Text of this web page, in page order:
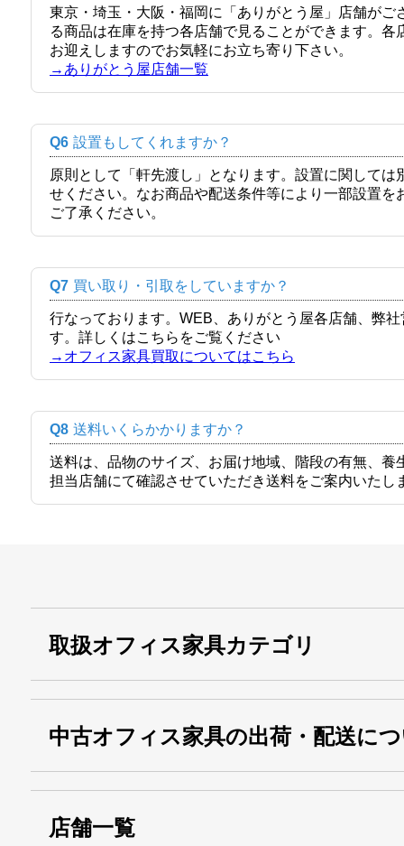
東京・埼玉・大阪・福岡に「ありがとう屋」店舗が
る商品は在庫を持つ各店舗で見ることができます。
お迎えしますのでお気軽にお立ち寄り下さい。
→ありがとう屋店舗一覧
Q6 設置もしてくれますか？
原則として「軒先渡し」となります。設置に関して
せください。なお商品や配送条件等により一部設置
ご了承ください。
Q7 買い取り・引取をしていますか？
行なっております。WEB、ありがとう屋各店舗、弊
す。詳しくはこちらをご覧ください
→オフィス家具買取についてはこちら
Q8 送料いくらかかりますか？
送料は、品物のサイズ、お届け地域、階段の有無、
担当店舗にて確認させていただき送料をご案内いたし
取扱オフィス家具カテゴリ
中古オフィス家具の出荷・配送に
店舗一覧